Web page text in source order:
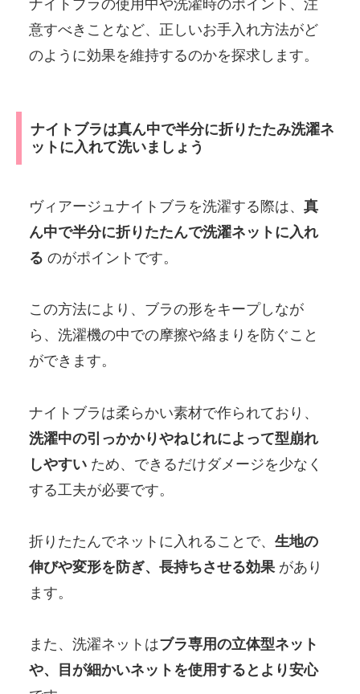
ナイトブラの使用中や洗濯時のポイント、注
意すべきことなど、正しいお手入れ方法がど
のように効果を維持するのかを探求します。
ナイトブラは真ん中で半分に折りたたみ洗濯ネ
ットに入れて洗いましょう
ヴィアージュナイトブラを洗濯する際は、 真
ん中で半分に折りたたんで洗濯ネットに入れ
る のがポイントです。
この方法により、ブラの形をキープしなが
ら、洗濯機の中での摩擦や絡まりを防ぐこと
ができます。
ナイトブラは柔らかい素材で作られており、
洗濯中の引っかかりやねじれによって型崩れ
しやすい ため、できるだけダメージを少なく
する工夫が必要です。
折りたたんでネットに入れることで、 生地の
伸びや変形を防ぎ、長持ちさせる効果 があり
ます。
また、洗濯ネットはブラ専用の立体型ネット
や、目が細かいネットを使用するとより安心